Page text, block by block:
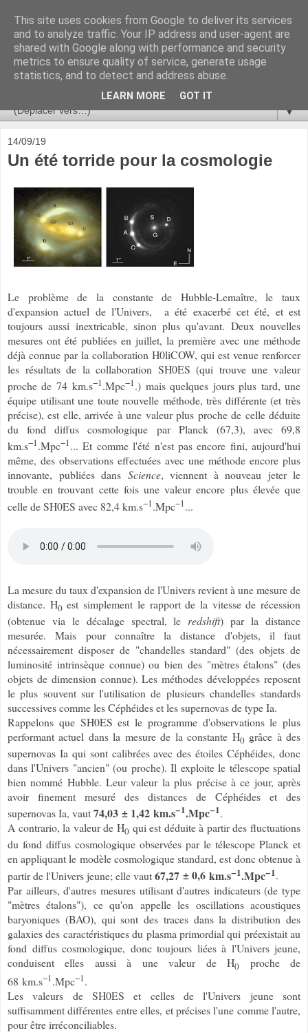
Ça se passe là haut
Astronomie, Astrophysique, Astroparticules, Cosmologie.
L'infini se contemple, indéfiniment. ISSN 2272-5768
▼
14/09/19
Un été torride pour la cosmologie
Le problème de la constante de Hubble-Lemaître, le taux
d'expansion actuel de l'Univers, a été exacerbé cet été, et est
toujours aussi inextricable, sinon plus qu'avant. Deux nouvelles
mesures ont été publiées en juillet, la première avec une méthode
déjà connue par la collaboration H0liCOW, qui est venue renforcer
les résultats de la collaboration SH0ES (qui trouve une valeur
proche de 74km.s−1.Mpc−1.) mais quelques jours plus tard, une
équipe utilisant une toute nouvelle méthode, très différente (et très
précise), est elle, arrivée à une valeur plus proche de celle déduite
du fond diffus cosmologique par Planck (67,3), avec 69,8
km.s−1.Mpc−1... Et comme l'été n'est pas encore fini, aujourd'hui
même, des observations effectuées avec une méthode encore plus
innovante, publiées dans Science, viennent à nouveau jeter le
trouble en trouvant cette fois une valeur encore plus élevée que
celle de SH0ES avec 82,4 km.s−1 .Mpc−1 ...
La mesure du taux d'expansion de l'Univers revient à une mesure de
distance. H0est simplement le rapport de la vitesse de récession
(obtenue via le décalage spectral, le redshift) par la distance
mesurée. Mais pour connaître la distance d'objets, il faut
nécessairement disposer de "chandelles standard" (des objets de
luminosité intrinsèque connue) ou bien des "mètres étalons" (des
objets de dimension connue). Les méthodes développées reposent
le plus souvent sur l'utilisation de plusieurs chandelles standards
successives comme les Céphéides et les supernovas de type Ia.
Rappelons que SH0ES est le programme d'observations le plus
performant actuel dans la mesure de la constante H0grâce à des
supernovas Ia qui sont calibrées avec des étoiles Céphéides, donc
dans l'Univers "ancien" (ou proche). Il exploite le télescope spatial
bien nommé Hubble. Leur valeur la plus précise à ce jour, après
avoir finement mesuré des distances de Céphéides et des
supernovas Ia, vaut74,03 ± 1,42 km.s−1.Mpc−1.
A contrario, la valeur de H0qui est déduite à partir des fluctuations
du fond diffus cosmologique observées par le télescope Planck et
en appliquant le modèle cosmologique standard, est donc obtenue à
partir de l'Univers jeune; elle vaut67,27 ± 0,6 km.s−1.Mpc−1.
Par ailleurs, d'autres mesures utilisant d'autres indicateurs (de type
"mètres étalons"), ce qu'on appelle les oscillations acoustiques
baryoniques (BAO), qui sont des traces dans la distribution des
galaxies des caractéristiques du plasma primordial qui préexistait au
fond diffus cosmologique, donc toujours liées à l'Univers jeune,
conduisent elles aussi à une valeur de H0 proche de
68 km.s−1.Mpc−1.
Les valeurs de SH0ES et celles de l'Univers jeune sont
suffisamment différentes entre elles, et précises l'une comme l'autre,
pour être irréconciliables.
This site uses cookies from Google to deliver its services
and to analyze traffic. Your IP address and user-agent are
shared with Google along with performance and security
metrics to ensure quality of service, generate usage
statistics, and to detect and address abuse.
LEARN MORE GOT IT